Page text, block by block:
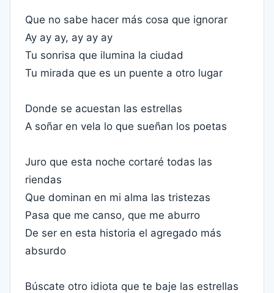
Que no sabe hacer más cosa que ignorar
Ay ay ay, ay ay ay
Tu sonrisa que ilumina la ciudad
Tu mirada que es un puente a otro lugar
Donde se acuestan las estrellas
A soñar en vela lo que sueñan los poetas
Juro que esta noche cortaré todas las
riendas
Que dominan en mi alma las tristezas
Pasa que me canso, que me aburro
De ser en esta historia el agregado más
absurdo
Búscate otro idiota que te baje las estrellas